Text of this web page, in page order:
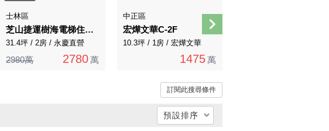
士林區
芝山捷運樹海電梯住辦皆宜
31.4坪 / 2房 / 永慶直營
2980萬 2780 萬
中正區
宏燁文華C-2F
10.3坪 / 1房 / 宏燁文華
1475 萬
訂閱此搜尋條件
預設排序